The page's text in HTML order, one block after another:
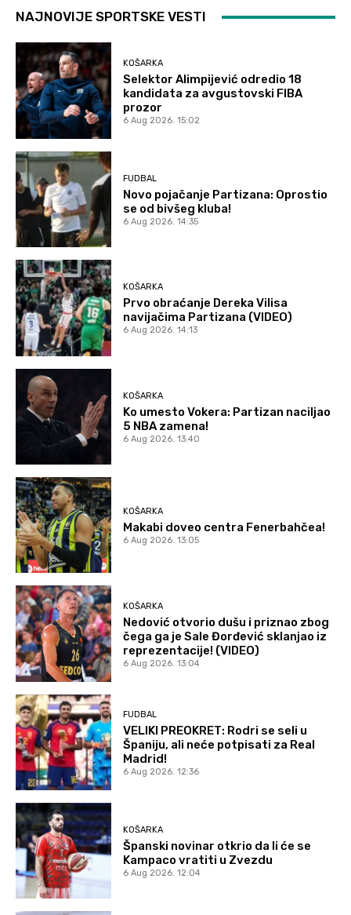
NAJNOVIJE SPORTSKE VESTI
KOŠARKA
Selektor Alimpijević odredio 18
kandidata za avgustovski FIBA
prozor
6 Aug 2026. 15:02
FUDBAL
Novo pojačanje Partizana: Oprostio
se od bivšeg kluba!
6 Aug 2026. 14:35
KOŠARKA
Prvo obraćanje Dereka Vilisa
navijačima Partizana (VIDEO)
6 Aug 2026. 14:13
KOŠARKA
Ko umesto Vokera: Partizan naciljao
5 NBA zamena!
6 Aug 2026. 13:40
KOŠARKA
Makabi doveo centra Fenerbahčea!
6 Aug 2026. 13:05
KOŠARKA
Nedović otvorio dušu i priznao zbog
čega ga je Sale Đorđević sklanjao iz
reprezentacije! (VIDEO)
6 Aug 2026. 13:04
FUDBAL
VELIKI PREOKRET: Rodri se seli u
Španiju, ali neće potpisati za Real
Madrid!
6 Aug 2026. 12:36
KOŠARKA
Španski novinar otkrio da li će se
Kampaco vratiti u Zvezdu
6 Aug 2026. 12:04